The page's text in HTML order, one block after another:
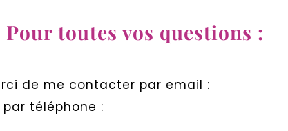
Pour toutes vos questions :
de me contacter par email :
par téléphone :